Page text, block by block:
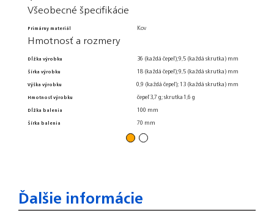
Všeobecné špecifikácie
Primárny materiál Kov
Hmotnosť a rozmery
Dĺžka výrobku
Šírka výrobku
Výška výrobku
Hmotnosť výrobku
Dĺžka balenia
Šírka balenia
36 (každá čepeľ); 9,5 (každá skrutka) mm
18 (každá čepeľ); 9,5 (každá skrutka) mm
0,9 (každá čepeľ); 13 (každá skrutka) mm
čepeľ 3,7 g; skrutka 1,6 g
100 mm
70 mm
Ďalšie informácie